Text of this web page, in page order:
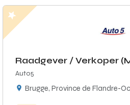
Raadgever / Verkoper
Auto5
Brugge, Province de Flandre-